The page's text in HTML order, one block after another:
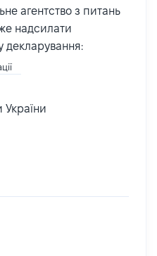
агентство з питань
надсилати
декларування:
України